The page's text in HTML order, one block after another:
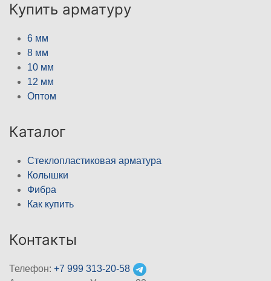
Купить арматуру
6 мм
8 мм
10 мм
12 мм
Оптом
Каталог
Стеклопластиковая арматура
Колышки
Фибра
Как купить
Контакты
Телефон: +7 999 313-20-58